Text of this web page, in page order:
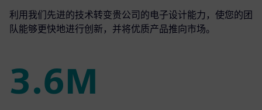
利用我们先进的技术转变贵公司的电子设计能力，使您的团
队能够更快地进行创新，并将优质产品推向市场。
3.6M